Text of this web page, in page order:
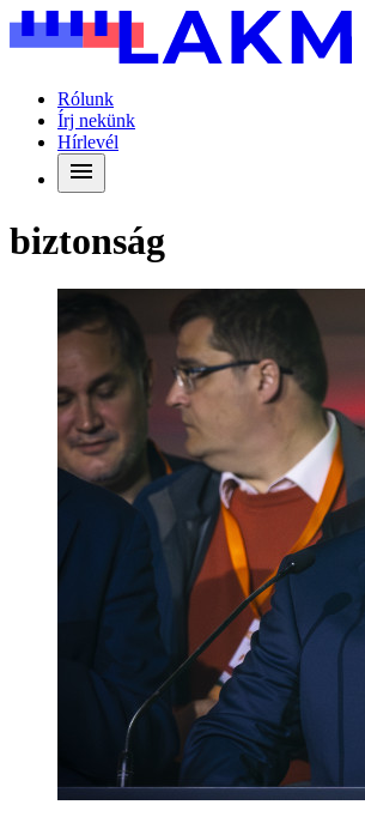
Rólunk
Írj nekünk
Hírlevél
biztonság